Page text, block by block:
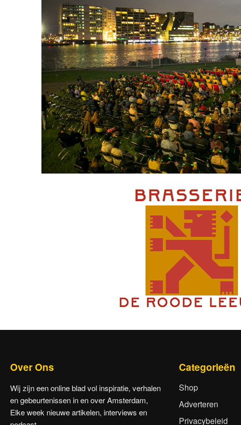
Over Ons
Wij zijn een online blad vol inspiratie, verhalen
en gebeurtenissen in en over Amsterdam,
Elke week nieuwe artikelen, interviews en
Categorieën
Shop
Adverteren
Privacybeleid